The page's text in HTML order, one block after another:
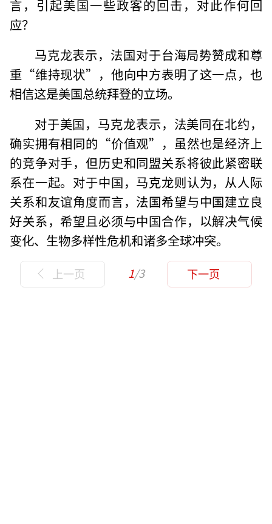
言，引起美国一些政客的回击，对此作何回
应？
马克龙表示，法国对于台海局势赞成和尊
重“维持现状”，他向中方表明了这一点，也
相信这是美国总统拜登的立场。
对于美国，马克龙表示，法美同在北约，
确实拥有相同的“价值观”，虽然也是经济上
的竞争对手，但历史和同盟关系将彼此紧密联
系在一起。对于中国，马克龙则认为，从人际
关系和友谊角度而言，法国希望与中国建立良
好关系，希望且必须与中国合作，以解决气候
变化、生物多样性危机和诸多全球冲突。
上一页 1/3 下一页